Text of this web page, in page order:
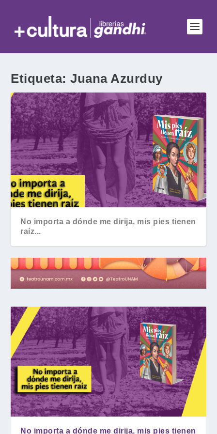
Etiqueta:Juana Azurduy
No importa a dónde me dirija, mis pies tienen
raíz...
No importa a dónde me dirija, mis pies tienen